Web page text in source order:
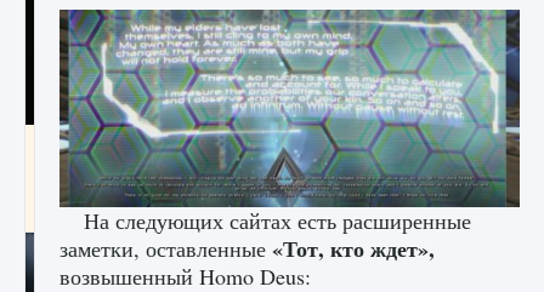
Как разблокировать чертеж счастливого
оружия в MW3 и Warzone
9 августа 2024 1 151 0 0
На следующих сайтах есть расширенные
заметки, оставленные «Тот, кто ждет»,
возвышенный Homo Deus: